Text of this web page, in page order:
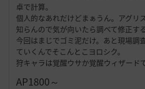
卓で計算。
個人的なあれだけどまぁうん。アグリ
知らんので気が向いたら調べて修正する
今回はまじでゴミ泥だけ。あと現場調
ていくんでそこんとこヨロシク。
狩キャラは覚醒ウサか覚醒ウィザードで
AP1800～